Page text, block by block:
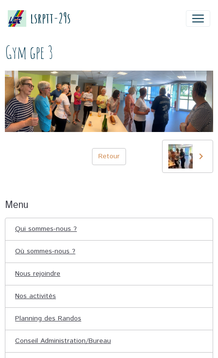
lsrptt-29s
Gym gpe 3
Retour
Menu
Qui sommes-nous ?
Où sommes-nous ?
Nous rejoindre
Nos activités
Planning des Randos
Conseil Administration/Bureau